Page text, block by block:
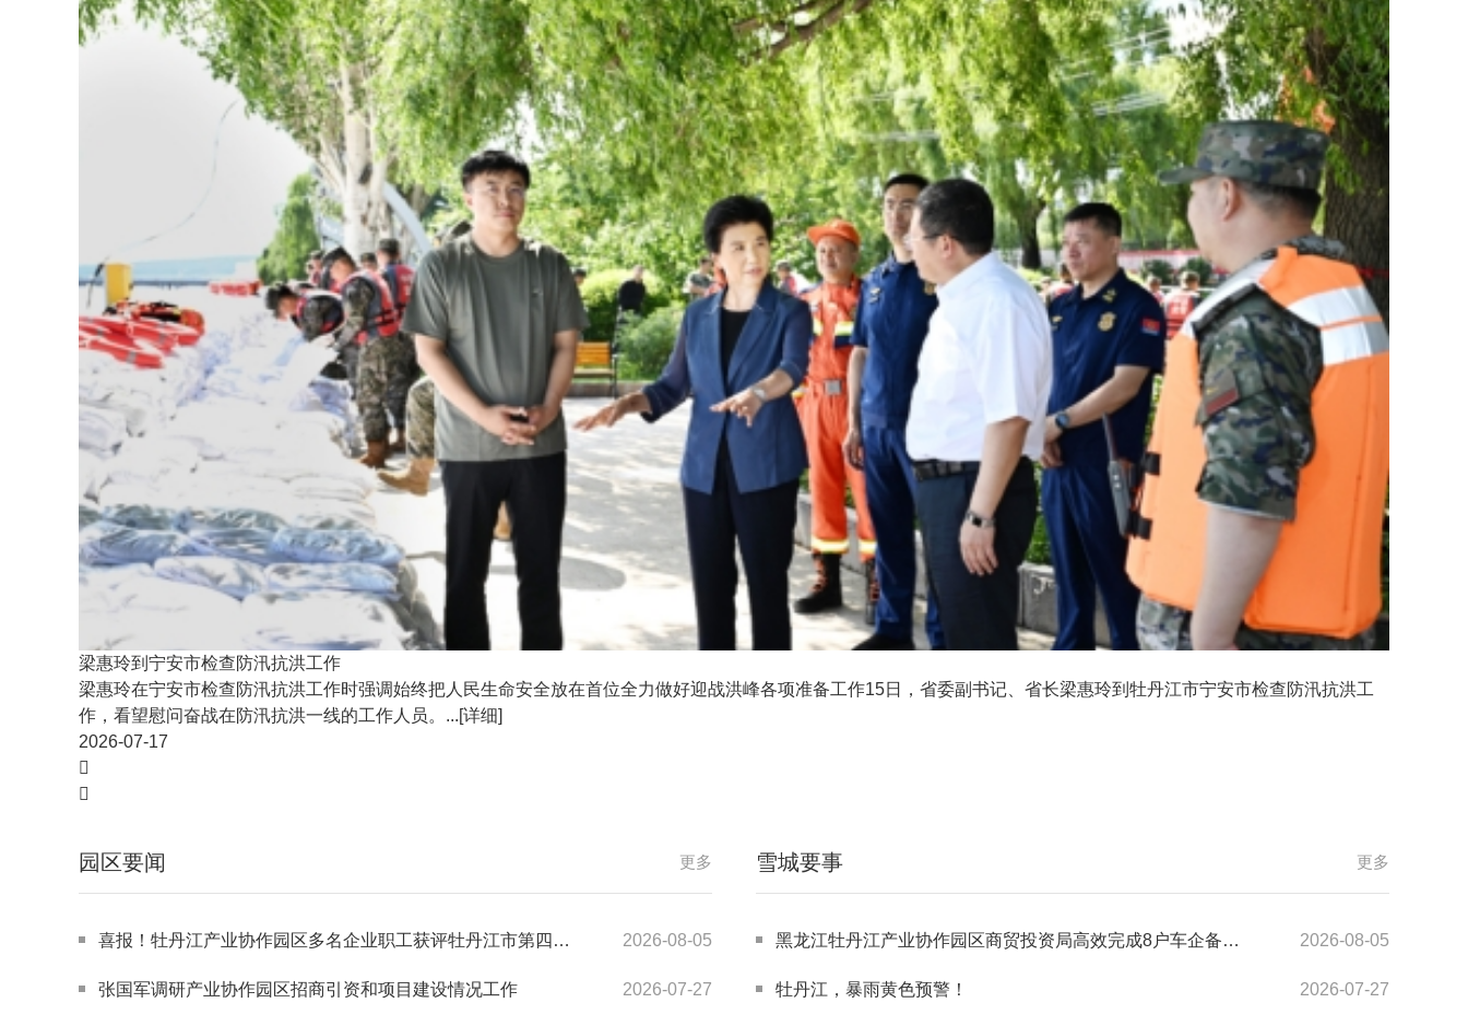
梁惠玲到宁安市检查防汛抗洪工作
梁惠玲在宁安市检查防汛抗洪工作时强调始终把人民生命安全放在首位全力做好迎战洪峰各项准备工作15日，省委副书记、省长梁惠玲到牡丹江市宁安市检查防汛抗洪工
作，看望慰问奋战在防汛抗洪一线的工作人员。...[详细]
2026-07-17
园区要闻 更多
喜报！牡丹江产业协作园区多名企业职工获评牡丹江市第四届职工“创新之星” 2026-08-05
张国军调研产业协作园区招商引资和项目建设情况工作 2026-07-27
雪城要事 更多
黑龙江牡丹江产业协作园区商贸投资局高效完成8户车企备案信息变更助力企业轻装上阵 2026-08-05
牡丹江，暴雨黄色预警！ 2026-07-27